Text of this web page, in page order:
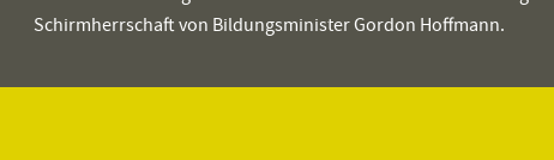
Schirmherrschaft von Bildungsminister Gordon Hoffmann.